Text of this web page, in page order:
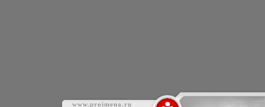
www.proimena.ru